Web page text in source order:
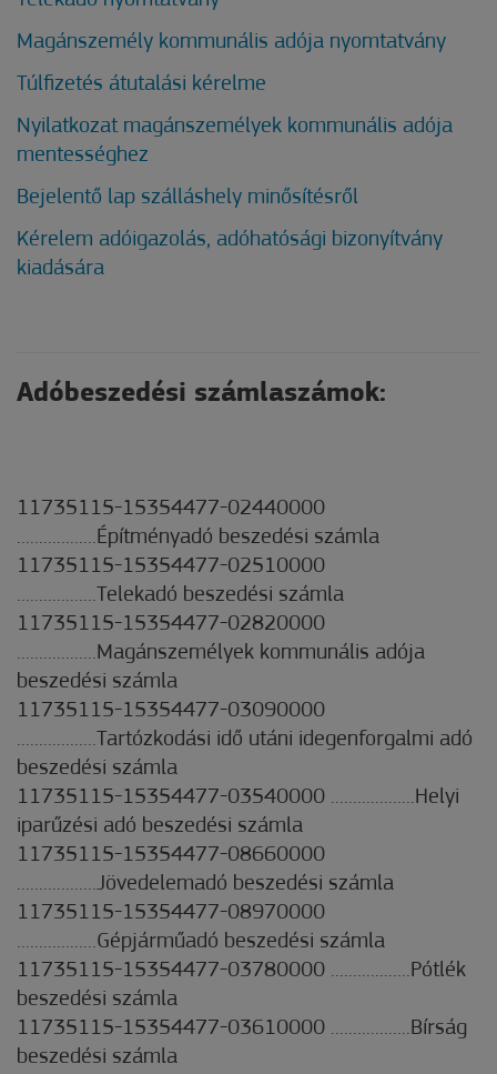
Magánszemély kommunális adója nyomtatvány
Túlfizetés átutalási kérelme
Nyilatkozat magánszemélyek kommunális adója
mentességhez
Bejelentő lap szálláshely minősítésről
Kérelem adóigazolás, adóhatósági bizonyítvány
kiadására
Adóbeszedési számlaszámok:
11735115-15354477-02440000
..................Építményadó beszedési számla
11735115-15354477-02510000
..................Telekadó beszedési számla
11735115-15354477-02820000
..................Magánszemélyek kommunális adója
beszedési számla
11735115-15354477-03090000
..................Tartózkodási idő utáni idegenforgalmi adó
beszedési számla
11735115-15354477-03540000 ...................Helyi
iparűzési adó beszedési számla
11735115-15354477-08660000
..................Jövedelemadó beszedési számla
11735115-15354477-08970000
..................Gépjárműadó beszedési számla
11735115-15354477-03780000 ..................Pótlék
beszedési számla
11735115-15354477-03610000 ..................Bírság
beszedési számla